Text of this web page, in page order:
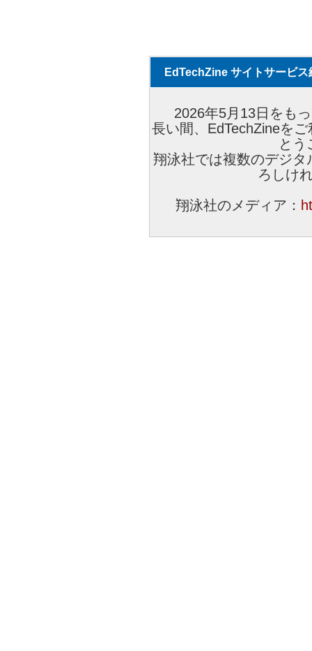
EdTechZine サイトサービス
2026年5月13日をも
長い間、EdTechZineを
とう
翔泳社では複数のデジ
ろしけ
翔泳社のメディア：